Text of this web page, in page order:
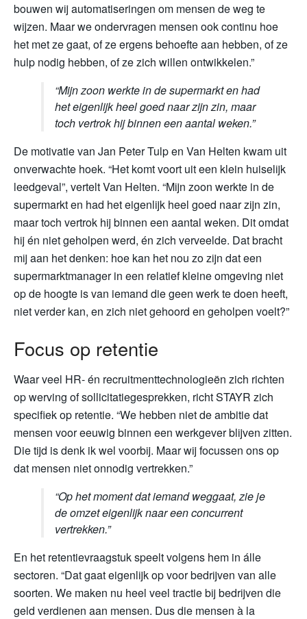
bouwen wij automatiseringen om mensen de weg te
wijzen. Maar we ondervragen mensen ook continu hoe
het met ze gaat, of ze ergens behoefte aan hebben, of ze
hulp nodig hebben, of ze zich willen ontwikkelen.”
“Mijn zoon werkte in de supermarkt en had
het eigenlijk heel goed naar zijn zin, maar
toch vertrok hij binnen een aantal weken.”
De motivatie van Jan Peter Tulp en Van Helten kwam uit
onverwachte hoek. “Het komt voort uit een klein huiselijk
leedgeval”, vertelt Van Helten. “Mijn zoon werkte in de
supermarkt en had het eigenlijk heel goed naar zijn zin,
maar toch vertrok hij binnen een aantal weken. Dit omdat
hij én niet geholpen werd, én zich verveelde. Dat bracht
mij aan het denken: hoe kan het nou zo zijn dat een
supermarktmanager in een relatief kleine omgeving niet
op de hoogte is van iemand die geen werk te doen heeft,
niet verder kan, en zich niet gehoord en geholpen voelt?”
Focus op retentie
Waar veel HR- én recruitmenttechnologieën zich richten
op werving of sollicitatiegesprekken, richt STAYR zich
specifiek op retentie. “We hebben niet de ambitie dat
mensen voor eeuwig binnen een werkgever blijven zitten.
Die tijd is denk ik wel voorbij. Maar wij focussen ons op
dat mensen niet onnodig vertrekken.”
“Op het moment dat iemand weggaat, zie je
de omzet eigenlijk naar een concurrent
vertrekken.”
En het retentievraagstuk speelt volgens hem in álle
sectoren. “Dat gaat eigenlijk op voor bedrijven van alle
soorten. We maken nu heel veel tractie bij bedrijven die
geld verdienen aan mensen. Dus die mensen à la